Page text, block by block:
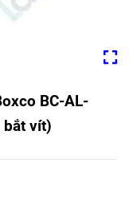
BC-AL-
bắt vít)